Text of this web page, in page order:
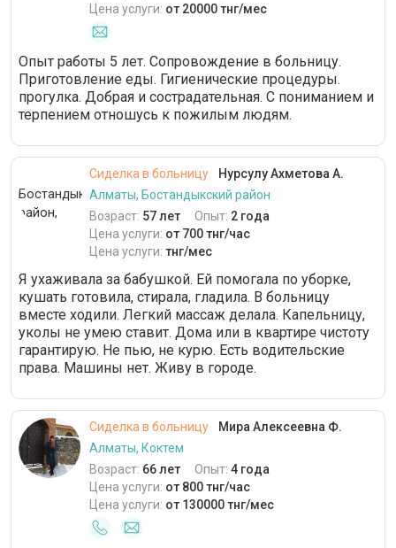
Цена услуги: от 20000 тнг/мес
Опыт работы 5 лет. Сопровождение в больницу.
Приготовление еды. Гигиенические процедуры.
прогулка. Добрая и сострадательная. С пониманием и
терпением отношусь к пожилым людям.
Сиделка в больницу
Нурсулу Ахметова А.
Алматы, Бостандыкский район
Возраст: 57 лет Опыт: 2 года
Цена услуги: от 700 тнг/час
Цена услуги: тнг/мес
Я ухаживала за бабушкой. Ей помогала по уборке,
кушать готовила, стирала, гладила. В больницу
вместе ходили. Легкий массаж делала. Капельницу,
уколы не умею ставит. Дома или в квартире чистоту
гарантирую. Не пью, не курю. Есть водительские
права. Машины нет. Живу в городе.
Сиделка в больницу
Мира Алексеевна Ф.
Алматы, Коктем
Возраст: 66 лет Опыт: 4 года
Цена услуги: от 800 тнг/час
Цена услуги: от 130000 тнг/мес